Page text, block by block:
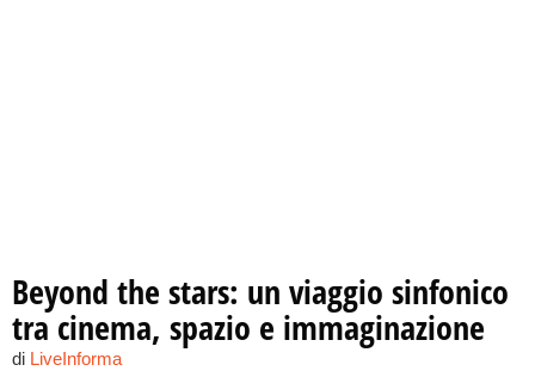
Beyond the stars: un viaggio sinfonico
tra cinema, spazio e immaginazione
di LiveInforma